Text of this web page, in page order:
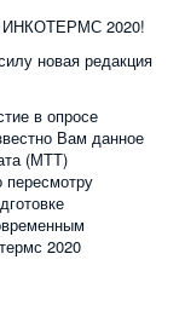
ИНКОТЕРМС 2020!
новая редакция
в опросе
Вам данное
(МТТ)
пересмотру
2020